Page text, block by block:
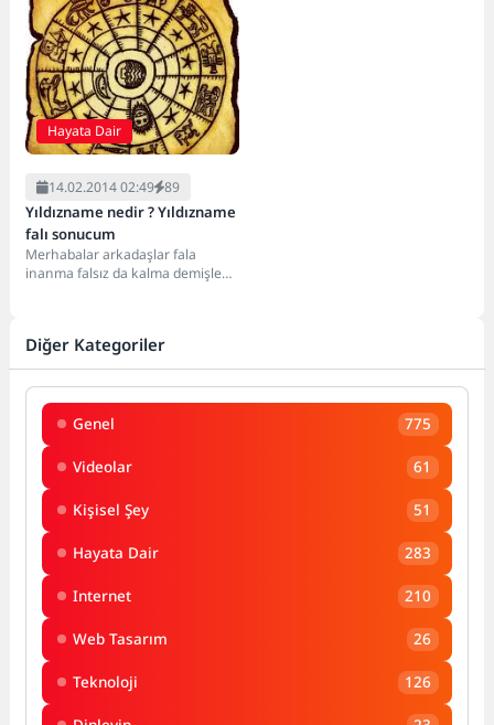
Hayata Dair
14.02.2014 02:49 89
Yıldızname nedir ? Yıldızname
falı sonucum
Merhabalar arkadaşlar fala
inanma falsız da kalma demişler
Diğer Kategoriler
Genel 775
Videolar 61
Kişisel Şey 51
Hayata Dair 283
Internet 210
Web Tasarım 26
Teknoloji 126